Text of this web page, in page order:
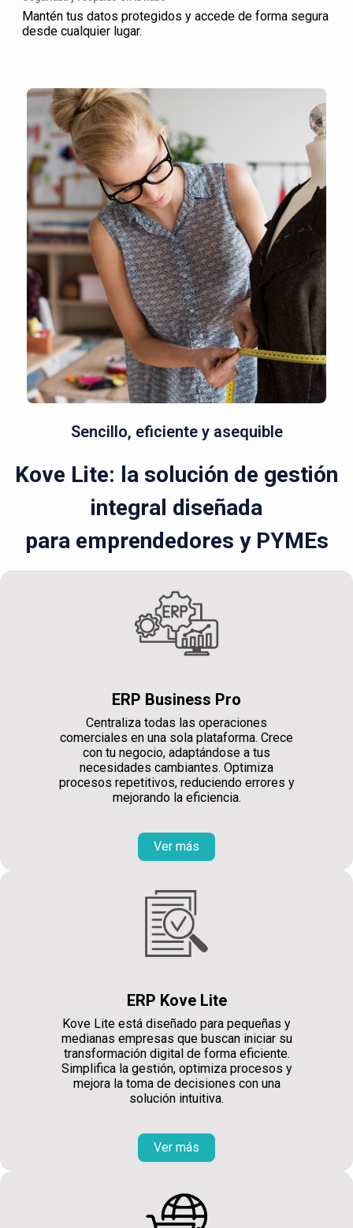
Mantén tus datos protegidos y accede de forma segura
desde cualquier lugar.
Sencillo, eficiente y asequible
Kove Lite: la solución de gestión
integral diseñada
para emprendedores y PYMEs
ERP Business Pro
Centraliza todas las operaciones
comerciales en una sola plataforma. Crece
con tu negocio, adaptándose a tus
necesidades cambiantes. Optimiza
procesos repetitivos, reduciendo errores y
mejorando la eficiencia.
Ver más
ERP Kove Lite
Kove Lite está diseñado para pequeñas y
medianas empresas que buscan iniciar su
transformación digital de forma eficiente.
Simplifica la gestión, optimiza procesos y
mejora la toma de decisiones con una
solución intuitiva.
Ver más